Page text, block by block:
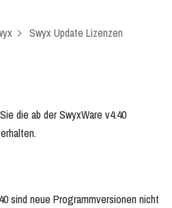
Swyx Update Lizenzen
die ab der SwyxWare v4.40
sind neue Programmversionen nicht